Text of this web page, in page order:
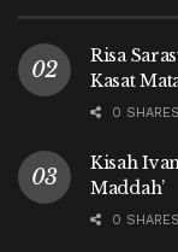
Risa
Kasat
0 SHARES
Kisah
Maddah’
0 SHARES